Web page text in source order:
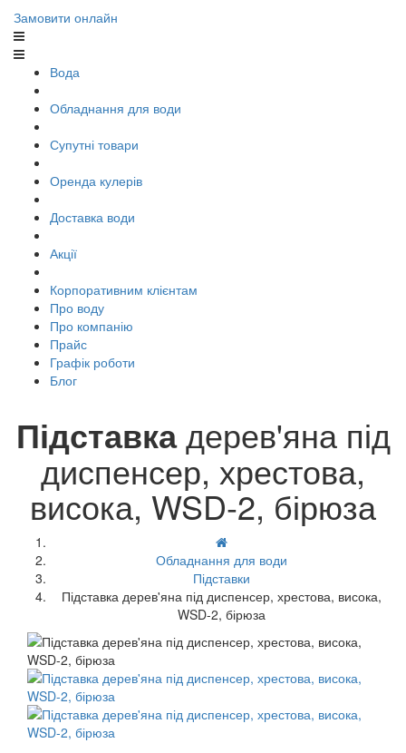
Замовити онлайн
Вода
Обладнання для води
Супутні товари
Оренда кулерів
Доставка води
Акції
Корпоративним клієнтам
Про воду
Про компанію
Прайс
Графік роботи
Блог
Підставкадерев'яна під
диспенсер, хрестова,
висока, WSD-2, бірюза
Обладнання для води
Підставки
Підставка дерев'яна під диспенсер, хрестова, висока,
WSD-2, бірюза